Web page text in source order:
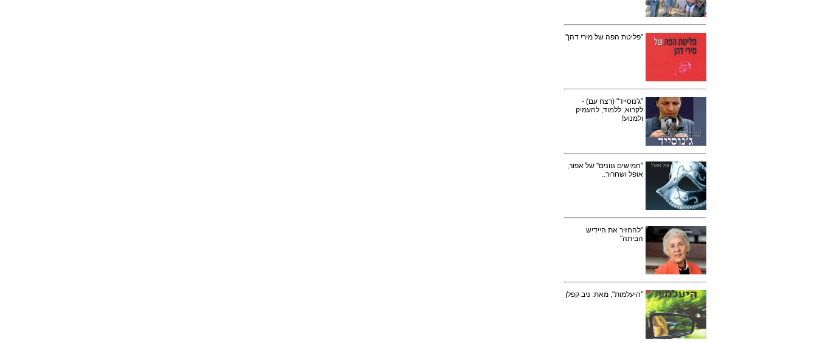
"פליטת הפה של מירי דהן"
"ג'נוסייד" (רצח עם) -
לקרוא, ללמוד, להעמיק
ולמנוע!
"חמישים גוונים" של אפור,
אופל ושחרור..
"להחזיר את היידיש
הביתה"
"היעלמות", מאת: ניב קפלן